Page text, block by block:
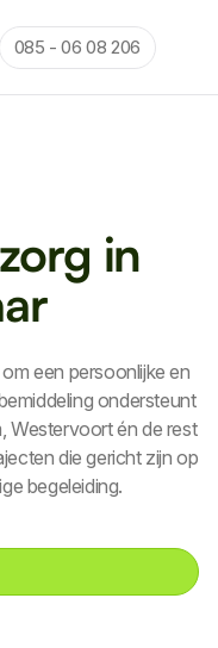
085 - 06 08 206
in
een persoonlijke en
ondersteunt
Westervoort én de rest
die gericht zijn op
begeleiding.